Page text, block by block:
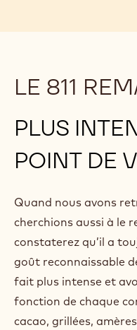
LE 811
PLUS
POINT DE
Quand nous avons
cherchions aussi à le
constaterez qu’il a
goût reconnaissable
fait plus intense et
fonction de chaque
cacao, grillées,